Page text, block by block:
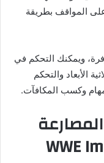
المواقف بطريقة
ويمكنك التحكم في
الأبعاد والتحكم
وكسب المكافآت.